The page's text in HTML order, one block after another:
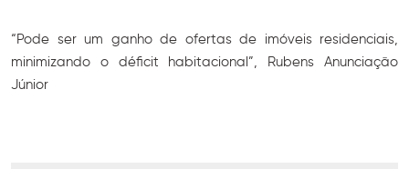
“Pode ser um ganho de ofertas de imóveis residenciais,
minimizando o déficit habitacional”, Rubens Anunciação
Júnior